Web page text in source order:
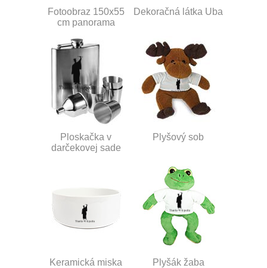
Fotoobraz 150x55
cm panorama
Dekoračná látka Uba
Ploskačka v
darčekovej sade
Plyšový sob
Keramická miska Plyšák žaba